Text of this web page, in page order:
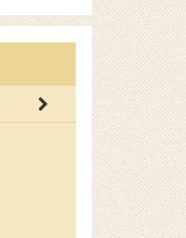
ОПШТИ ТИП